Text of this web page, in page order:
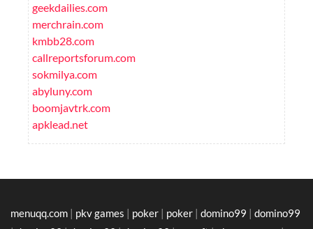
geekdailies.com
merchrain.com
kmbb28.com
callreportsforum.com
sokmilya.com
abyluny.com
boomjavtrk.com
apklead.net
menuqq.com | pkv games | poker | poker | domino99 | domino99